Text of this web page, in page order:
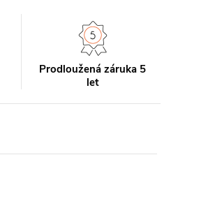
Prodloužená záruka 5
let